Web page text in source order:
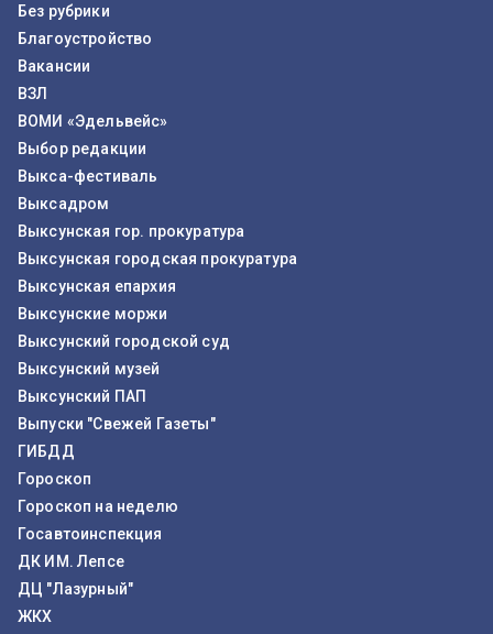
Без рубрики
Благоустройство
Вакансии
ВЗЛ
ВОМИ «Эдельвейс»
Выбор редакции
Выкса-фестиваль
Выксадром
Выксунская гор. прокуратура
Выксунская городская прокуратура
Выксунская епархия
Выксунские моржи
Выксунский городской суд
Выксунский музей
Выксунский ПАП
Выпуски "Свежей Газеты"
ГИБДД
Гороскоп
Гороскоп на неделю
Госавтоинспекция
ДК ИМ. Лепсе
ДЦ "Лазурный"
ЖКХ